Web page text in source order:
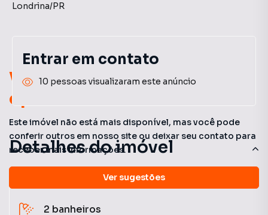
Você pode encontrar novas
oportunidades!
Este imóvel não está mais disponível, mas você pode
conferir outros em nosso site ou deixar seu contato para
receber mais informações.
Ver sugestões
Detalhes do imóvel
(1 suíte)
2 banheiros
Londrina/PR
Entrar em contato
10 pessoas visualizaram este anúncio